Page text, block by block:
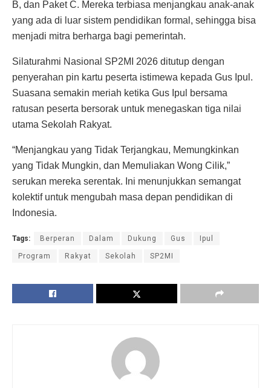
B, dan Paket C. Mereka terbiasa menjangkau anak-anak
yang ada di luar sistem pendidikan formal, sehingga bisa
menjadi mitra berharga bagi pemerintah.
Silaturahmi Nasional SP2MI 2026 ditutup dengan
penyerahan pin kartu peserta istimewa kepada Gus Ipul.
Suasana semakin meriah ketika Gus Ipul bersama
ratusan peserta bersorak untuk menegaskan tiga nilai
utama Sekolah Rakyat.
“Menjangkau yang Tidak Terjangkau, Memungkinkan
yang Tidak Mungkin, dan Memuliakan Wong Cilik,”
serukan mereka serentak. Ini menunjukkan semangat
kolektif untuk mengubah masa depan pendidikan di
Indonesia.
Tags: Berperan Dalam Dukung Gus Ipul
Program Rakyat Sekolah SP2MI